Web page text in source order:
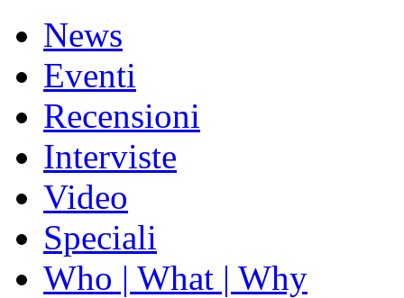
News
Eventi
Recensioni
Interviste
Video
Speciali
Who | What | Why